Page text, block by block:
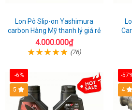
Lon Pô Slip-on Yashimura
carbon Hàng Mỹ thanh lý giá rẻ
4.000.000₫
(76)
-6%
5
-
4